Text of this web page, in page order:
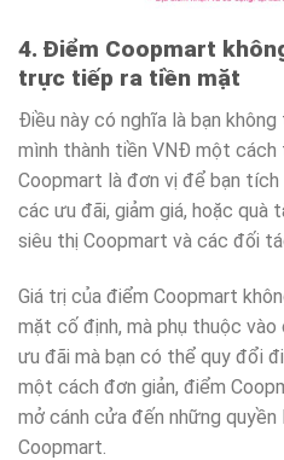
4. Điểm Coopmart
trực tiếp ra tiền mặt
Điều này có nghĩa là bạn
mình thành tiền VNĐ một
Coopmart là đơn vị để bạn
các ưu đãi, giảm giá, hoặc quà
siêu thị Coopmart và các đối
Giá trị của điểm Coopmart
mặt cố định, mà phụ thuộc
ưu đãi mà bạn có thể quy đổi
một cách đơn giản, điểm
mở cánh cửa đến những
Coopmart.